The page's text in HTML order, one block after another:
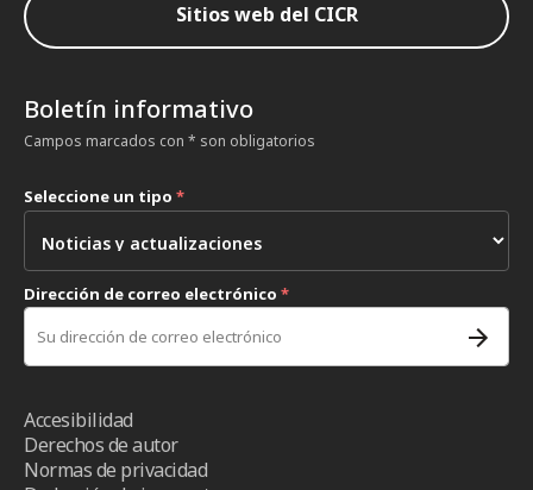
Sitios web del CICR
Boletín informativo
Campos marcados con * son obligatorios
Seleccione un tipo *
Dirección de correo electrónico *
Accesibilidad
Derechos de autor
Normas de privacidad